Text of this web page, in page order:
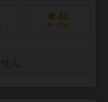
48
持ってる